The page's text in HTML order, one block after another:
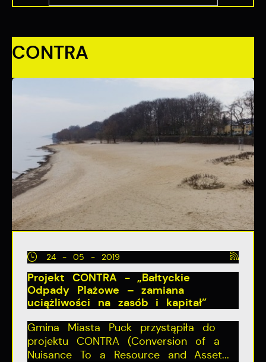
CONTRA
24 - 05 - 2019
Projekt CONTRA - „Bałtyckie
Odpady Plażowe – zamiana
uciążliwości na zasób i kapitał”
Gmina Miasta Puck przystąpiła do
projektu CONTRA (Conversion of a
Nuisance To a Resource and Asset...